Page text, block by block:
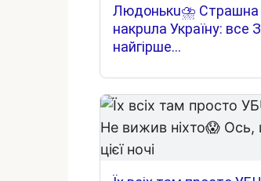
Людoнькu⛈ Cтpaшнa
нaкpuлa Укpaїнy: вce
нaйгipшe…